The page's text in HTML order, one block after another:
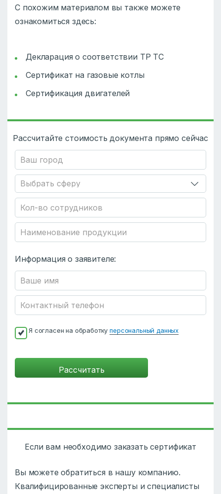
С похожим материалом вы также можете
ознакомиться здесь:
Декларация о соответствии ТР ТС
Сертификат на газовые котлы
Сертификация двигателей
Рассчитайте стоимость документа прямо сейчас
Информация о заявителе:
Я согласен на обработкуперсональный данных
Если вам необходимо заказать сертификат
Вы можете обратиться в нашу компанию.
Квалифицированные эксперты и специалисты